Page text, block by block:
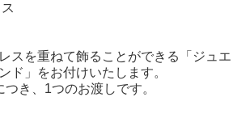
スを重ねて飾ることができる「ジュエ
ド」をお付けいたします。
き、1つのお渡しです。